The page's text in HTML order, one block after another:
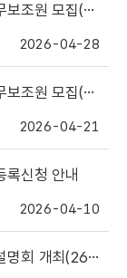
격자(면접대상자) 발표
2026-04-28
모집(2차, 변경)
2026-04-21
록신청 안내
2026-04-10
(26. 4. 14. 14:00)